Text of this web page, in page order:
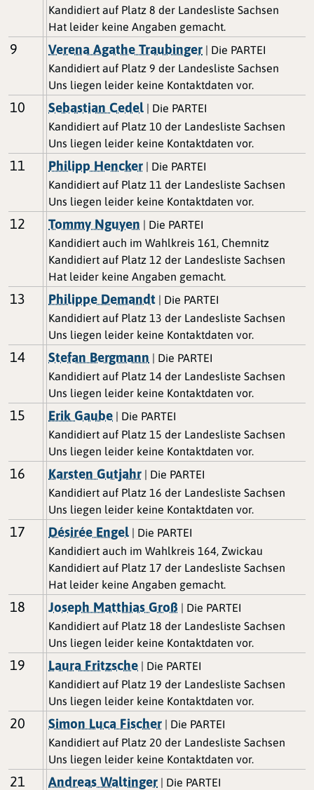
Kandidiert auf Platz 8 der Landesliste Sachsen
Hat leider keine Angaben gemacht.
9 Verena Agathe Traubinger | Die PARTEI
Kandidiert auf Platz 9 der Landesliste Sachsen
Uns liegen leider keine Kontaktdaten vor.
10 Sebastian Cedel | Die PARTEI
Kandidiert auf Platz 10 der Landesliste Sachsen
Uns liegen leider keine Kontaktdaten vor.
11 Philipp Hencker | Die PARTEI
Kandidiert auf Platz 11 der Landesliste Sachsen
Uns liegen leider keine Kontaktdaten vor.
12 Tommy Nguyen | Die PARTEI
Kandidiert auch im Wahlkreis 161, Chemnitz
Kandidiert auf Platz 12 der Landesliste Sachsen
Hat leider keine Angaben gemacht.
13 Philippe Demandt | Die PARTEI
Kandidiert auf Platz 13 der Landesliste Sachsen
Uns liegen leider keine Kontaktdaten vor.
14 Stefan Bergmann | Die PARTEI
Kandidiert auf Platz 14 der Landesliste Sachsen
Uns liegen leider keine Kontaktdaten vor.
15 Erik Gaube | Die PARTEI
Kandidiert auf Platz 15 der Landesliste Sachsen
Uns liegen leider keine Kontaktdaten vor.
16 Karsten Gutjahr | Die PARTEI
Kandidiert auf Platz 16 der Landesliste Sachsen
Uns liegen leider keine Kontaktdaten vor.
17 Désirée Engel | Die PARTEI
Kandidiert auch im Wahlkreis 164, Zwickau
Kandidiert auf Platz 17 der Landesliste Sachsen
Hat leider keine Angaben gemacht.
18 Joseph Matthias Groß | Die PARTEI
Kandidiert auf Platz 18 der Landesliste Sachsen
Uns liegen leider keine Kontaktdaten vor.
19 Laura Fritzsche | Die PARTEI
Kandidiert auf Platz 19 der Landesliste Sachsen
Uns liegen leider keine Kontaktdaten vor.
20 Simon Luca Fischer | Die PARTEI
Kandidiert auf Platz 20 der Landesliste Sachsen
Uns liegen leider keine Kontaktdaten vor.
21 Andreas Waltinger | Die PARTEI